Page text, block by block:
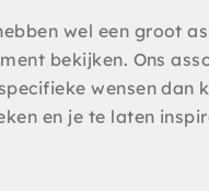
wel een groot
bekijken. Ons
wensen
en je te laten